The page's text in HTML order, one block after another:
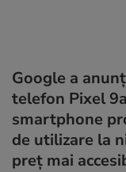
Google a
telefon Pixel
smartphone
de utilizare la
preț mai